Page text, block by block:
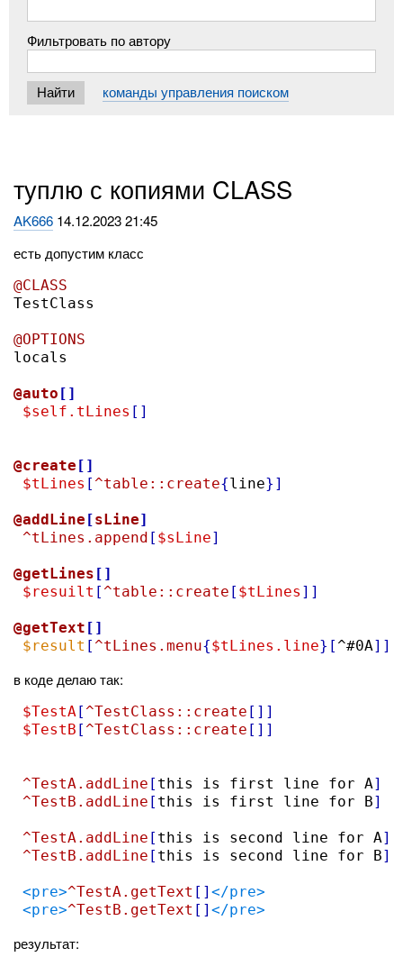
Фильтровать по автору
команды управления поиском
туплю с копиями CLASS
AK666 14.12.2023 21:45
есть допустим класс
@CLASS
TestClass
@OPTIONS
locals
@auto []
$self.tLines []
@create []
$tLines [^table::create{line}]
@addLine [sLine]
^tLines.append [ $sLine]
@getLines []
$resuilt [^table::create [ $tLines ]]
@getText []
$result [^tLines.menu{$tLines.line} [^#0A]]
в коде делаю так:
$TestA [^TestClass::create []]
$TestB [^TestClass::create []]
^TestA.addLine [ this is first line for A]
^TestB.addLine [ this is first line for B]
^TestA.addLine [ this is second line for A]
^TestB.addLine [ this is second line for B]
<pre>^TestA.getText []</pre>
<pre>^TestB.getText []</pre>
результат: